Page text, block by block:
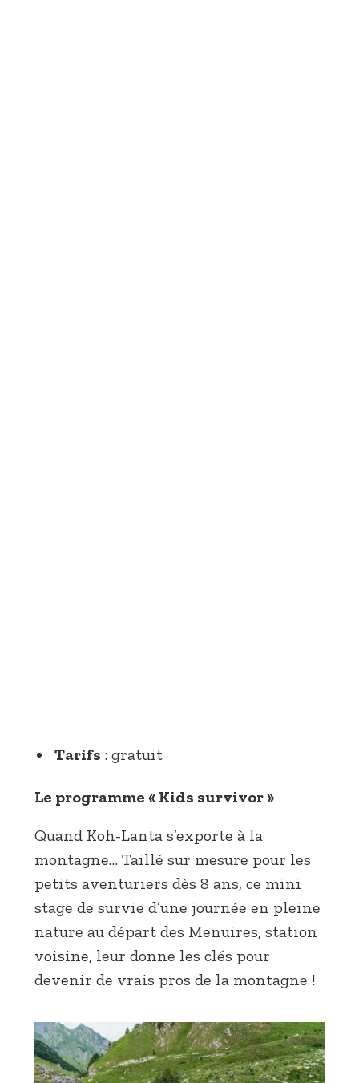
Tarifs : gratuit
Le programme « Kids survivor »
Quand Koh-Lanta s’exporte à la
montagne… Taillé sur mesure pour les
petits aventuriers dès 8 ans, ce mini
stage de survie d’une journée en pleine
nature au départ des Menuires, station
voisine, leur donne les clés pour
devenir de vrais pros de la montagne !